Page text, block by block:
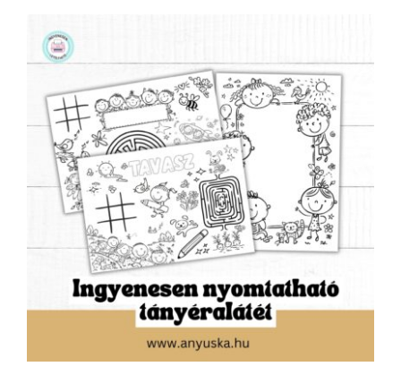
Ingyenesen letölthető tavaszi tányéralátét